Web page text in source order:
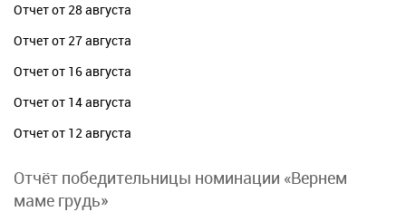
Отчет от 28 августа
Отчет от 27 августа
Отчет от 16 августа
Отчет от 14 августа
Отчет от 12 августа
Отчёт победительницы номинации «Вернем
маме грудь»